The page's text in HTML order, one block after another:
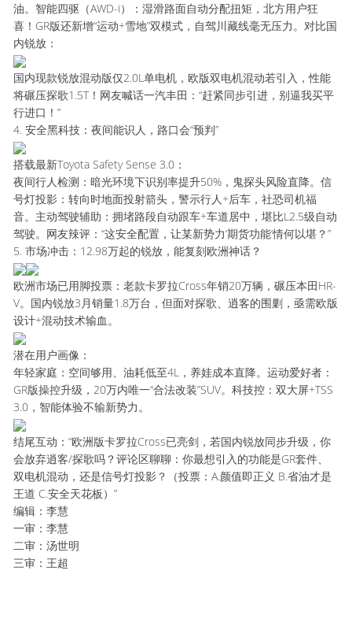
油。智能四驱（AWD-i）：湿滑路面自动分配扭矩，北方用户狂
喜！GR版还新增“运动+雪地”双模式，自驾川藏线毫无压力。对比国
内锐放：
国内现款锐放混动版仅2.0L单电机，欧版双电机混动若引入，性能
将碾压探歌1.5T！网友喊话一汽丰田：“赶紧同步引进，别逼我买平
行进口！”
4. 安全黑科技：夜间能识人，路口会“预判”
搭载最新Toyota Safety Sense 3.0：
夜间行人检测：暗光环境下识别率提升50%，鬼探头风险直降。信
号灯投影：转向时地面投射箭头，警示行人+后车，社恐司机福
音。主动驾驶辅助：拥堵路段自动跟车+车道居中，堪比L2.5级自动
驾驶。网友辣评：“这安全配置，让某新势力‘期货功能’情何以堪？”
5. 市场冲击：12.98万起的锐放，能复刻欧洲神话？
欧洲市场已用脚投票：老款卡罗拉Cross年销20万辆，碾压本田HR-
V。国内锐放3月销量1.8万台，但面对探歌、逍客的围剿，亟需欧版
设计+混动技术输血。
潜在用户画像：
年轻家庭：空间够用、油耗低至4L，养娃成本直降。运动爱好者：
GR版操控升级，20万内唯一“合法改装”SUV。科技控：双大屏+TSS
3.0，智能体验不输新势力。
结尾互动：“欧洲版卡罗拉Cross已亮剑，若国内锐放同步升级，你
会放弃逍客/探歌吗？评论区聊聊：你最想引入的功能是GR套件、
双电机混动，还是信号灯投影？（投票：A.颜值即正义 B.省油才是
王道 C.安全天花板）”
编辑：李慧
一审：李慧
二审：汤世明
三审：王超